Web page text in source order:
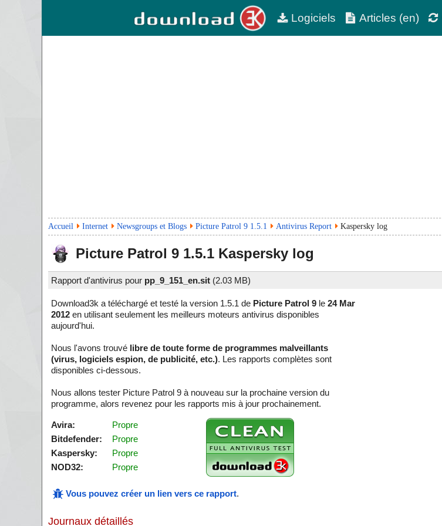
Logiciels Articles (en)
Accueil Internet Newsgroups et Blogs Picture Patrol 9 1.5.1 Antivirus Report Kaspersky log
Picture Patrol 9 1.5.1 Kaspersky log
Rapport d'antivirus pour pp_9_151_en.sit (2.03 MB)
Download3k a téléchargé et testé la version 1.5.1 de Picture Patrol 9 le 24 Mar
2012 en utilisant seulement les meilleurs moteurs antivirus disponibles
aujourd'hui.
Nous l'avons trouvé libre de toute forme de programmes malveillants
(virus, logiciels espion, de publicité, etc.). Les rapports complètes sont
disponibles ci-dessous.
Nous allons tester Picture Patrol 9 à nouveau sur la prochaine version du
programme, alors revenez pour les rapports mis à jour prochainement.
Avira:
Propre
Bitdefender:
Propre
Kaspersky:
Propre
NOD32:
Propre
Vous pouvez créer un lien vers ce rapport.
Journaux détaillés